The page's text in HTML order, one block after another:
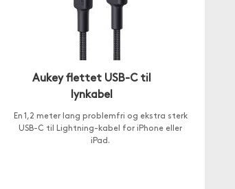
Aukey flettet USB-C til
lynkabel
En 1,2 meter lang problemfri og ekstra sterk
USB-C til Lightning-kabel for iPhone eller
iPad.